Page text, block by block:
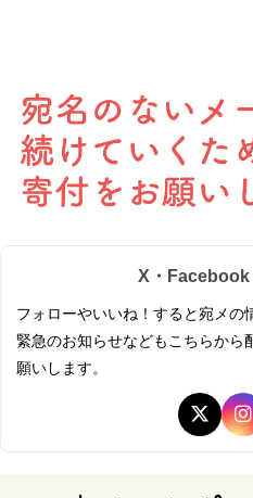
X・
フォローやいいね！すると宛メの
緊急のお知らせなどもこちらから
願いします。